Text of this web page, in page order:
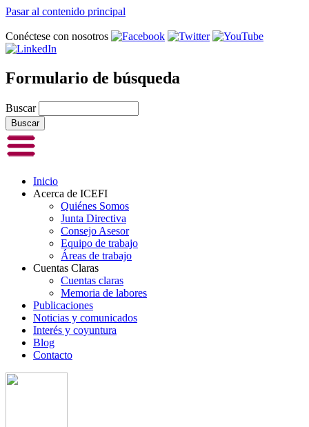
Pasar al contenido principal
Conéctese con nosotros
Formulario de búsqueda
Buscar
Inicio
Acerca de ICEFI
Quiénes Somos
Junta Directiva
Consejo Asesor
Equipo de trabajo
Áreas de trabajo
Cuentas Claras
Cuentas claras
Memoria de labores
Publicaciones
Noticias y comunicados
Interés y coyuntura
Blog
Contacto